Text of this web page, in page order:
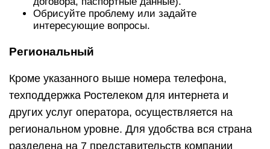
Обрисуйте проблему или задайте
интересующие вопросы.
Региональный
Кроме указанного выше номера телефона,
техподдержка Ростелеком для интернета и
других услуг оператора, осуществляется на
региональном уровне. Для удобства вся страна
разделена на 7 представительств компании